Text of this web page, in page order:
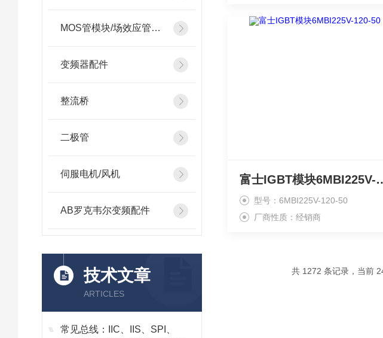
MOS管模块/场效应管模块
变频器配件
整流桥
二极管
伺服电机/风机
AB罗克韦尔变频配件
技术文章
ARTICLES
常见总线：IIC、IIS、SPI、
富士IGBT模
型号：6MBI225V-120-50
厂商性质：经销商
共 1272 条记录，当前